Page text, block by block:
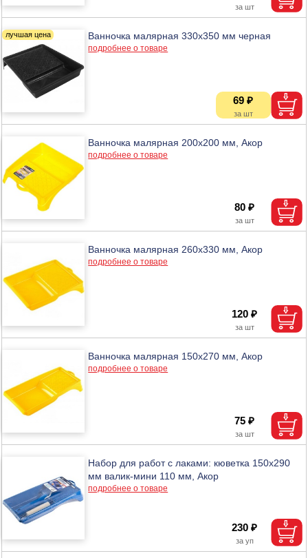
Ванночка малярная 330х350 мм черная
подробнее о товаре
69 ₽
Ванночка малярная 200х200 мм, Акор
подробнее о товаре
80 ₽
Ванночка малярная 260х330 мм, Акор
подробнее о товаре
120 ₽
Ванночка малярная 150х270 мм, Акор
подробнее о товаре
75 ₽
Набор для работ с лаками: кюветка 150х290
мм валик-мини 110 мм, Акор
подробнее о товаре
230 ₽